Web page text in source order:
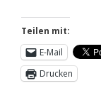
Teilen mit:
E-Mail
Drucken